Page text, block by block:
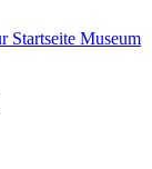
Museum